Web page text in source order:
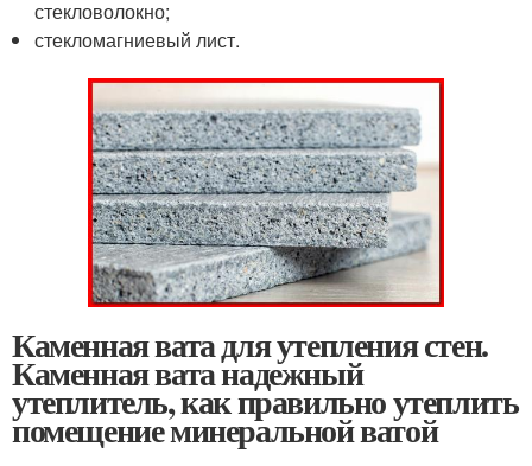
стекловолокно;
стекломагниевый лист.
Каменная вата для утепления стен.
Каменная вата надежный
утеплитель, как правильно утеплить
помещение минеральной ватой